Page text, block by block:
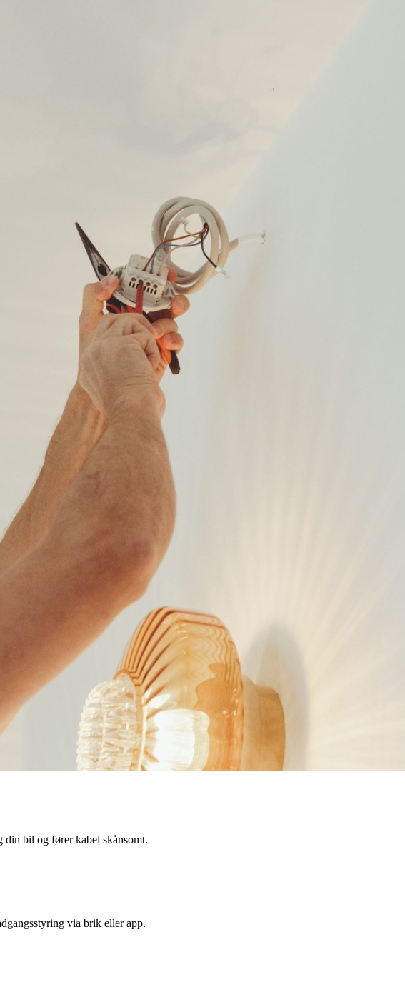
bil og fører kabel skånsomt.
via brik eller app.